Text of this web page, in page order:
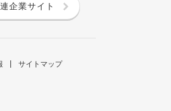
企業サイト
サイトマップ